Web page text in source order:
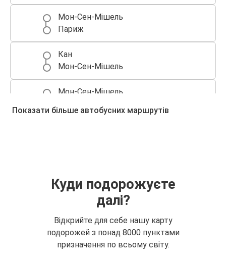
Мон-Сен-Мішель
Париж
Кан
Мон-Сен-Мішель
Мон-Сен-Мішель
Показати більше автобусних маршрутів
Куди подорожуєте
далі?
Відкрийте для себе нашу карту
подорожей з понад 8000 пунктами
призначення по всьому світу.